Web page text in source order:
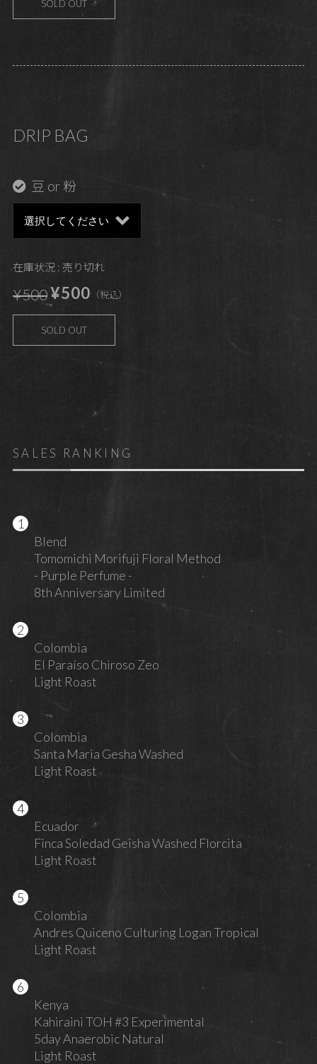
SOLD OUT
DRIP BAG
豆 or 粉
在庫状況 : 売り切れ
¥500¥500 （税込）
SOLD OUT
SALES RANKING
Blend
Tomomichi Morifuji Floral Method
- Purple Perfume -
8th Anniversary Limited
Colombia
El Paraíso Chiroso Zeo
Light Roast
Colombia
Santa Maria Gesha Washed
Light Roast
Ecuador
Finca Soledad Geisha Washed Florcita
Light Roast
Colombia
Andres Quiceno Culturing Logan Tropical
Light Roast
Kenya
Kahiraini TOH #3 Experimental
5day Anaerobic Natural
Light Roast